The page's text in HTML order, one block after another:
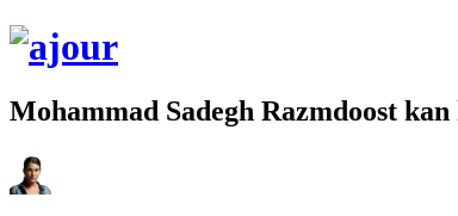
Mohammad Sadegh Razmdoost